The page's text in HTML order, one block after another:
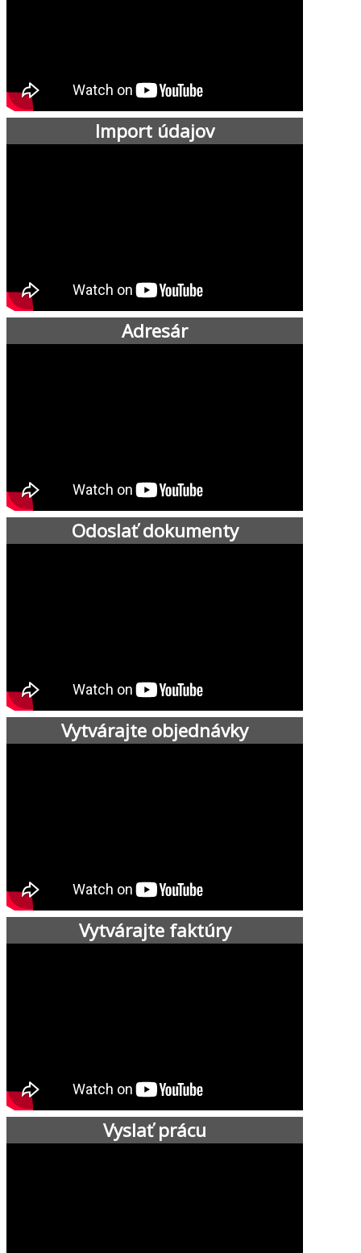
Import údajov
Adresár
Odoslať dokumenty
Vytvárajte objednávky
Vytvárajte faktúry
Vyslať prácu